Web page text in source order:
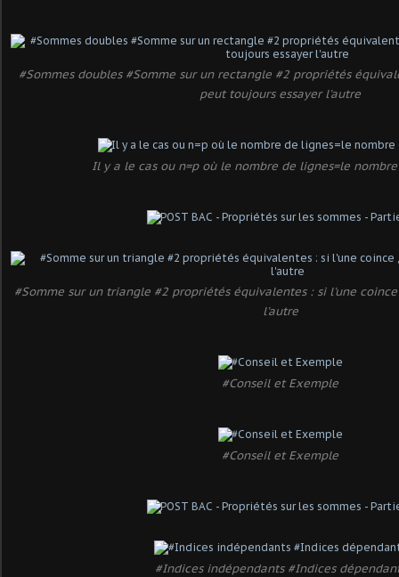
#Sommes doubles #Somme sur un rectangle #2 propriétés
peut toujours essayer l'autre
Il y a le cas ou n=p où le nombre de lignes=le
#Somme sur un triangle #2 propriétés équivalentes : si l'une
l'autre
#Conseil et Exemple
#Conseil et Exemple
#Indices indépendants #Indices